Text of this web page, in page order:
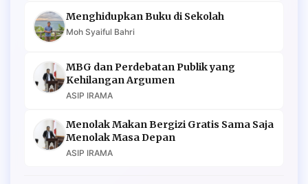
Menghidupkan Buku di Sekolah
Moh Syaiful Bahri
MBG dan Perdebatan Publik yang
Kehilangan Argumen
ASIP IRAMA
Menolak Makan Bergizi Gratis Sama Saja
Menolak Masa Depan
ASIP IRAMA